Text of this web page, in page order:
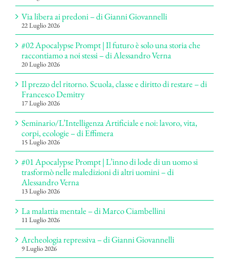
Via libera ai predoni – di Gianni Giovannelli
22 Luglio 2026
#02 Apocalypse Prompt | Il futuro è solo una storia che
raccontiamo a noi stessi – di Alessandro Verna
20 Luglio 2026
Il prezzo del ritorno. Scuola, classe e diritto di restare – di
Francesco Demitry
17 Luglio 2026
Seminario/L’Intelligenza Artificiale e noi: lavoro, vita,
corpi, ecologie – di Effimera
15 Luglio 2026
#01 Apocalypse Prompt | L’inno di lode di un uomo si
trasformò nelle maledizioni di altri uomini – di
Alessandro Verna
13 Luglio 2026
La malattia mentale – di Marco Ciambellini
11 Luglio 2026
Archeologia repressiva – di Gianni Giovannelli
9 Luglio 2026